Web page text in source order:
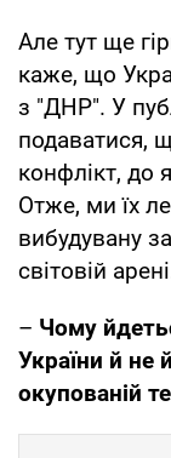
Але тут ще
каже, що
з "ДНР". У
подаватися,
конфлікт, до
Отже, ми їх
вибудувану
світовій
– Чому
України й не
окупованій